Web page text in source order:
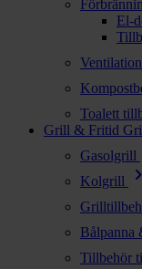
El-
Ventilation
Toalett
Grill & Fritid
Gasolgrill
Kolgrill chevron_right
Bålpanna
Tillbehör